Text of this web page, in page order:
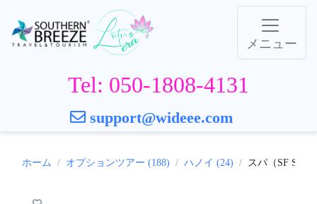
メニュー
Tel: 050-1808-4131
support@wideee.com
ホーム オプションツアー (188) ハノイ (24) スパ（SF Spa